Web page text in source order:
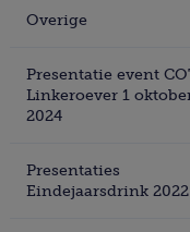
Overige
Presentatie event
Linkeroever 1
2024
Presentaties
Eindejaarsdrink 2022